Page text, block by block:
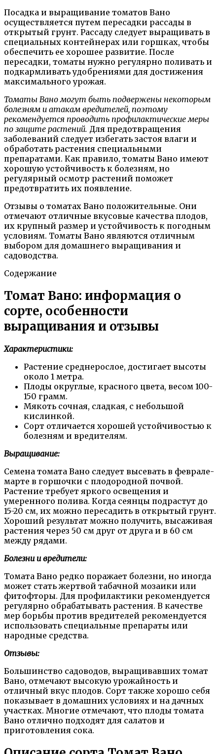
Посадка и выращивание томатов Вано
осуществляется путем пересадки рассады в
открытый грунт. Рассаду следует выращивать в
специальных контейнерах или горшках, чтобы
обеспечить ее хорошее развитие. После
пересадки, томаты нужно регулярно поливать и
подкармливать удобрениями для достижения
максимального урожая.
Томаты Вано могут быть подвержены некоторым
болезням и атакам вредителей, поэтому
рекомендуется проводить профилактические меры
по защите растений. Для предотвращения
заболеваний следует избегать застоя влаги и
обработать растения специальными
препаратами. Как правило, томаты Вано имеют
хорошую устойчивость к болезням, но
регулярный осмотр растений поможет
предотвратить их появление.
Отзывы о томатах Вано положительные. Они
отмечают отличные вкусовые качества плодов,
их крупный размер и устойчивость к погодным
условиям. Томаты Вано являются отличным
выбором для домашнего выращивания и
садоводства.
Содержание
Томат Вано: информация о
сорте, особенности
выращивания и отзывы
Характеристики:
Растение среднерослое, достигает высоты
около 1 метра.
Плоды округлые, красного цвета, весом 100-
150 грамм.
Мякоть сочная, сладкая, с небольшой
кислинкой.
Сорт отличается хорошей устойчивостью к
болезням и вредителям.
Выращивание:
Семена томата Вано следует высевать в феврале-
марте в горшочки с плодородной почвой.
Растение требует яркого освещения и
умеренного полива. Когда сеянцы подрастут до
15-20 см, их можно пересадить в открытый грунт.
Хороший результат можно получить, высаживая
растения через 50 см друг от друга и в 60 см
между рядами.
Болезни и вредители:
Томата Вано редко поражает болезни, но иногда
может стать жертвой табачной мозаики или
фитофторы. Для профилактики рекомендуется
регулярно обрабатывать растения. В качестве
мер борьбы против вредителей рекомендуется
использовать специальные препараты или
народные средства.
Отзывы:
Большинство садоводов, выращивавших томат
Вано, отмечают высокую урожайность и
отличный вкус плодов. Сорт также хорошо себя
показывает в домашних условиях и на дачных
участках. Многие отмечают, что плоды томата
Вано отлично подходят для салатов и
приготовления сока.